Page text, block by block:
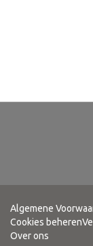
Algemene
Cookies beheren
Over ons